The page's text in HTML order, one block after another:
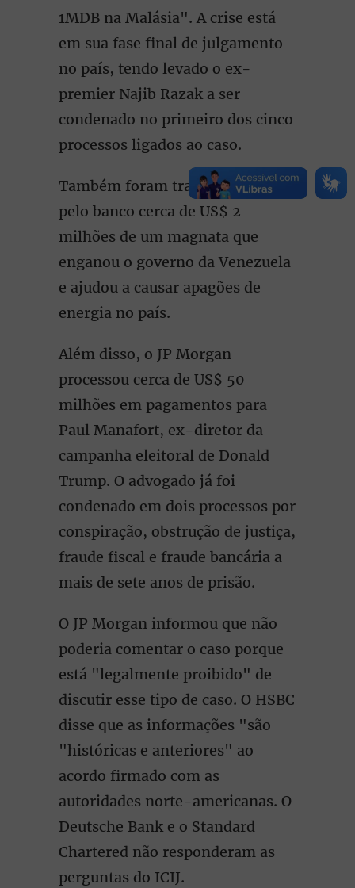
1MDB na Malásia". A crise está
em sua fase final de julgamento
no país, tendo levado o ex-
premier Najib Razak a ser
condenado no primeiro dos cinco
processos ligados ao caso.
Também foram transacionados
pelo banco cerca de US$ 2
milhões de um magnata que
enganou o governo da Venezuela
e ajudou a causar apagões de
energia no país.
Além disso, o JP Morgan
processou cerca de US$ 50
milhões em pagamentos para
Paul Manafort, ex-diretor da
campanha eleitoral de Donald
Trump. O advogado já foi
condenado em dois processos por
conspiração, obstrução de justiça,
fraude fiscal e fraude bancária a
mais de sete anos de prisão.
O JP Morgan informou que não
poderia comentar o caso porque
está "legalmente proibido" de
discutir esse tipo de caso. O HSBC
disse que as informações "são
"históricas e anteriores" ao
acordo firmado com as
autoridades norte-americanas. O
Deutsche Bank e o Standard
Chartered não responderam as
perguntas do ICIJ.